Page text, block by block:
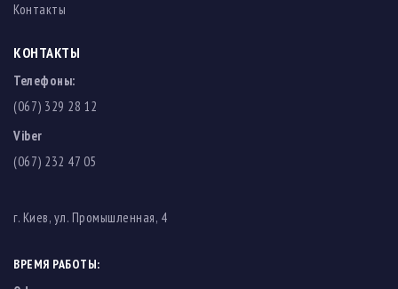
Контакты
КОНТАКТЫ
Телефоны:
(067) 329 28 12
Viber
(067) 232 47 05
г. Киев, ул. Промышленная, 4
ВРЕМЯ РАБОТЫ: